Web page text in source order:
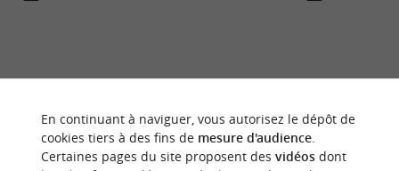
En continuant à naviguer, vous autorisez le dépôt de
cookies tiers à des fins de mesure d'audience.
Certaines pages du site proposent des vidéosdont